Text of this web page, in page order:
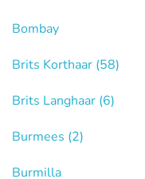
Bombay
Brits Korthaar (58)
Brits Langhaar (6)
Burmees (2)
Burmilla